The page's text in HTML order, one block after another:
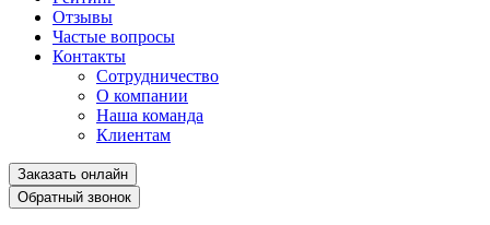
Отзывы
Частые вопросы
Контакты
Сотрудничество
О компании
Наша команда
Клиентам
Заказать онлайн
Обратный звонок